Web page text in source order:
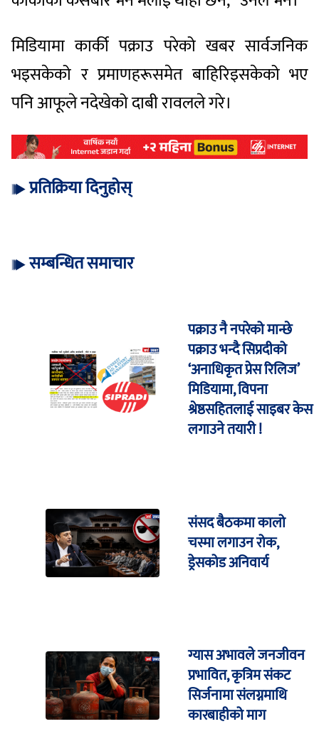
मिडियामा कार्की पक्राउ परेको खबर सार्वजनिक
भइसकेको र प्रमाणहरूसमेत बाहिरिइसकेको भए
पनि आफूले नदेखेको दाबी रावलले गरे।
प्रतिक्रिया दिनुहोस्
सम्बन्धित समाचार
पक्राउ नै नपरेको मान्छे
पक्राउ भन्दै सिप्रदीको
‘अनाधिकृत प्रेस रिलिज’
मिडियामा, विपना
श्रेष्ठसहितलाई साइबर केस
लगाउने तयारी !
संसद बैठकमा कालो
चस्मा लगाउन रोक,
ड्रेसकोड अनिवार्य
ग्यास अभावले जनजीवन
प्रभावित, कृत्रिम संकट
सिर्जनामा संलग्नमाथि
कारबाहीको माग